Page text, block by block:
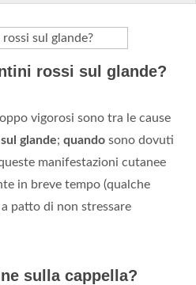
rossi sul glande?
vigorosi sono tra le cause
glande; quando sono dovuti
manifestazioni cutanee
in breve tempo (qualche
patto di non stressare
sulla cappella?